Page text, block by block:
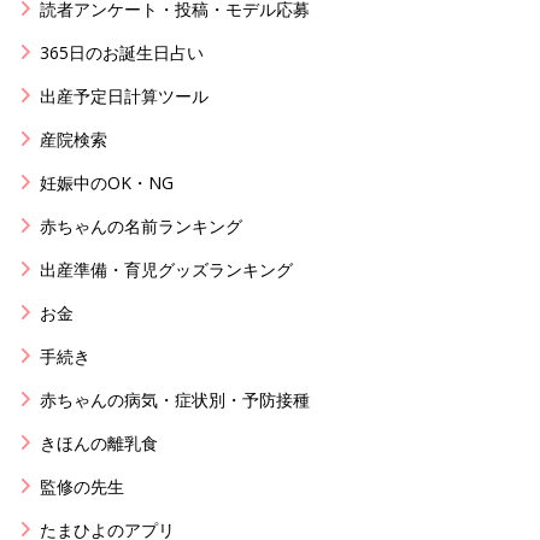
読者アンケート・投稿・モデル応募
365日のお誕生日占い
出産予定日計算ツール
産院検索
妊娠中のOK・NG
赤ちゃんの名前ランキング
出産準備・育児グッズランキング
お金
手続き
赤ちゃんの病気・症状別・予防接種
きほんの離乳食
監修の先生
たまひよのアプリ